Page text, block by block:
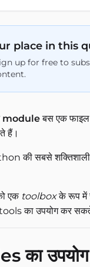
place in this
up for free to
moduleबस एक फाइल
हैं।
की सबसे
एक toolboxके रूप में
का उपयोग कर
का उपयोग